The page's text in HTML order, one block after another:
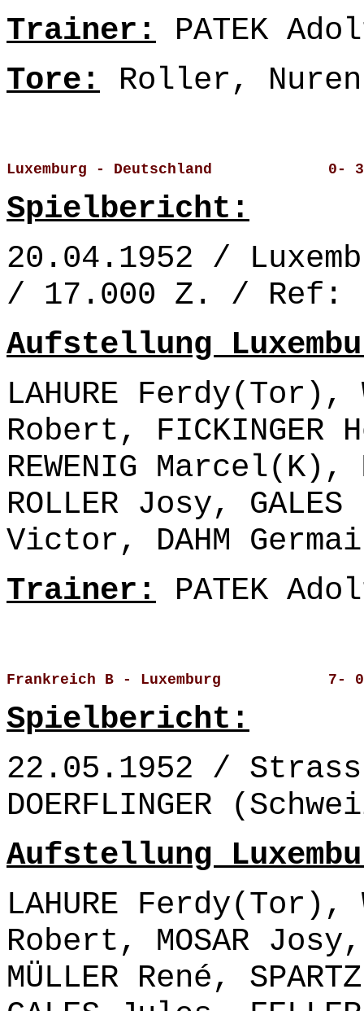
Trainer: PATEK
Tore: Roller,
Luxemburg - Deutschland             0-
Spielbericht:
20.04.1952 /
/ 17.000 Z. / Ref:
Aufstellung
LAHURE Ferdy(Tor),
Robert, FICKINGER
REWENIG
ROLLER Josy, GALES
Victor, DAHM
Trainer: PATEK
Frankreich B - Luxemburg            7-
Spielbericht:
22.05.1952 /
DOERFLINGER
Aufstellung
LAHURE Ferdy(Tor),
Robert, MOSAR
MÜLLER René,